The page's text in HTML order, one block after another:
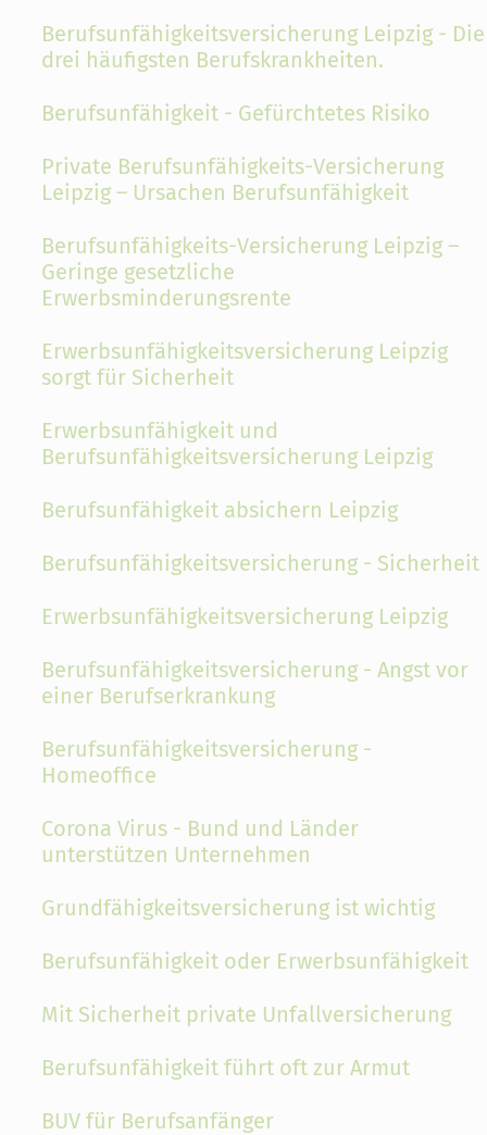
Berufsunfähigkeitsversicherung Leipzig - Die
drei häufigsten Berufskrankheiten.
Berufsunfähigkeit - Gefürchtetes Risiko
Private Berufsunfähigkeits-Versicherung
Leipzig – Ursachen Berufsunfähigkeit
Berufsunfähigkeits-Versicherung Leipzig –
Geringe gesetzliche
Erwerbsminderungsrente
Erwerbsunfähigkeitsversicherung Leipzig
sorgt für Sicherheit
Erwerbsunfähigkeit und
Berufsunfähigkeitsversicherung Leipzig
Berufsunfähigkeit absichern Leipzig
Berufsunfähigkeitsversicherung - Sicherheit
Erwerbsunfähigkeitsversicherung Leipzig
Berufsunfähigkeitsversicherung - Angst vor
einer Berufserkrankung
Berufsunfähigkeitsversicherung -
Homeoffice
Corona Virus - Bund und Länder
unterstützen Unternehmen
Grundfähigkeitsversicherung ist wichtig
Berufsunfähigkeit oder Erwerbsunfähigkeit
Mit Sicherheit private Unfallversicherung
Berufsunfähigkeit führt oft zur Armut
BUV für Berufsanfänger